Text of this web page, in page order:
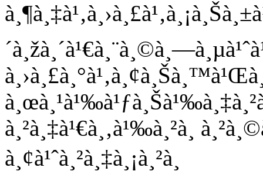
à¸²à¸‡à¹€à¸‚à¹‰à¸²à¸
à¸¢à¹ˆà¸²à¸‡à¸¡à¸²à¸